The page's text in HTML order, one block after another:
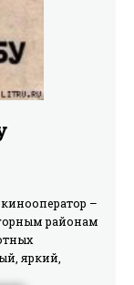
–
районам
яркий,